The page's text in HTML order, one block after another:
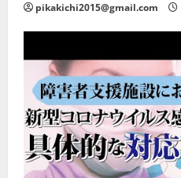
pikakichi2015@gmail.com